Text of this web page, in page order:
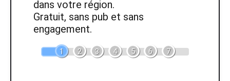
dans votre région.
Gratuit, sans pub et sans
engagement.
1 2 3 4 5 6 7